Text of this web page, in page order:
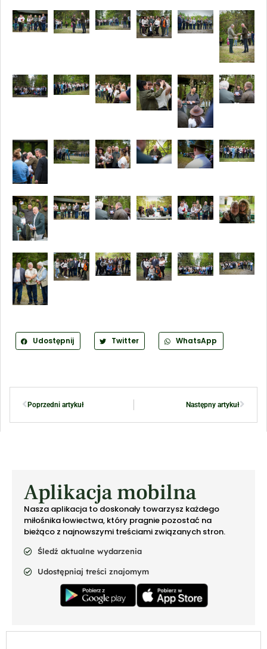
Udostępnij Twitter WhatsApp
Poprzedni artykuł Następny artykuł
Aplikacja mobilna
Nasza aplikacja to doskonały towarzysz każdego
miłośnika łowiectwa, który pragnie pozostać na
bieżąco z najnowszymi treściami związanych stron.
Śledź aktualne wydarzenia
Udostępniaj treści znajomym